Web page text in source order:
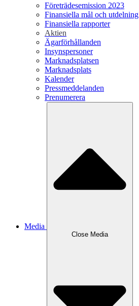
Företrädesemission 2023
Finansiella mål och utdelning
Finansiella rapporter
Aktien
Ägarförhållanden
Insynspersoner
Marknadsplatsen
Marknadsplats
Kalender
Pressmeddelanden
Prenumerera
Media
Close Media